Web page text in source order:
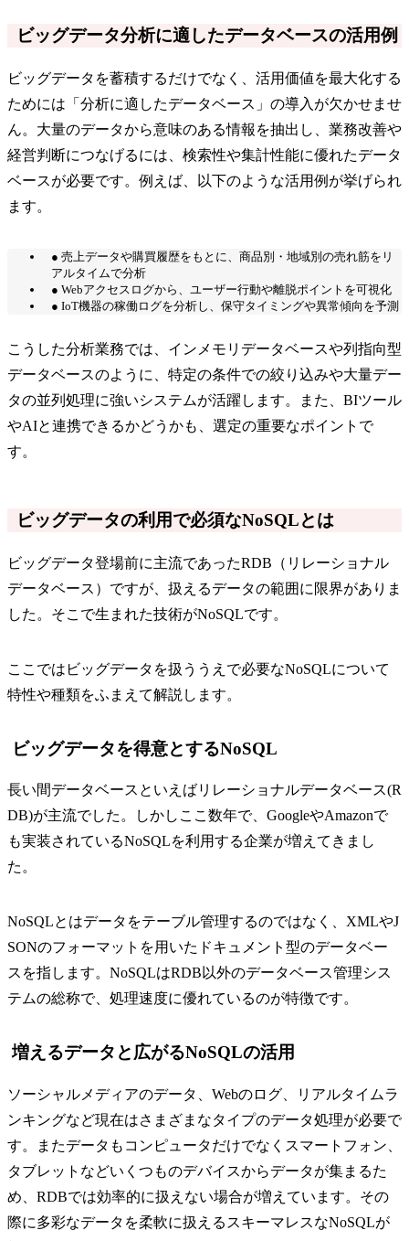
ビッグデータ分析に適したデータベースの活用例
ビッグデータを蓄積するだけでなく、活用価値を最大化する
ためには「分析に適したデータベース」の導入が欠かせませ
ん。大量のデータから意味のある情報を抽出し、業務改善や
経営判断につなげるには、検索性や集計性能に優れたデータ
ベースが必要です。例えば、以下のような活用例が挙げられ
ます。
● 売上データや購買履歴をもとに、商品別・地域別の売れ筋をリ
アルタイムで分析
● Webアクセスログから、ユーザー行動や離脱ポイントを可視化
● IoT機器の稼働ログを分析し、保守タイミングや異常傾向を予測
こうした分析業務では、インメモリデータベースや列指向型
データベースのように、特定の条件での絞り込みや大量デー
タの並列処理に強いシステムが活躍します。また、BIツール
やAIと連携できるかどうかも、選定の重要なポイントで
す。
ビッグデータの利用で必須なNoSQLとは
ビッグデータ登場前に主流であったRDB（リレーショナル
データベース）ですが、扱えるデータの範囲に限界がありま
した。そこで生まれた技術がNoSQLです。
ここではビッグデータを扱ううえで必要なNoSQLについて
特性や種類をふまえて解説します。
ビッグデータを得意とするNoSQL
長い間データベースといえばリレーショナルデータベース(R
DB)が主流でした。しかしここ数年で、GoogleやAmazonで
も実装されているNoSQLを利用する企業が増えてきまし
た。
NoSQLとはデータをテーブル管理するのではなく、XMLやJ
SONのフォーマットを用いたドキュメント型のデータベー
スを指します。NoSQLはRDB以外のデータベース管理シス
テムの総称で、処理速度に優れているのが特徴です。
増えるデータと広がるNoSQLの活用
ソーシャルメディアのデータ、Webのログ、リアルタイムラ
ンキングなど現在はさまざまなタイプのデータ処理が必要で
す。またデータもコンピュータだけでなくスマートフォン、
タブレットなどいくつものデバイスからデータが集まるた
め、RDBでは効率的に扱えない場合が増えています。その
際に多彩なデータを柔軟に扱えるスキーマレスなNoSQLが